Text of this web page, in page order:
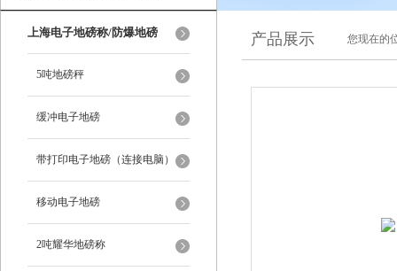
上海电子地磅称/防爆地磅
5吨地磅秤
缓冲电子地磅
带打印电子地磅（连接电脑）
移动电子地磅
2吨耀华地磅称
产品展示 您现在的